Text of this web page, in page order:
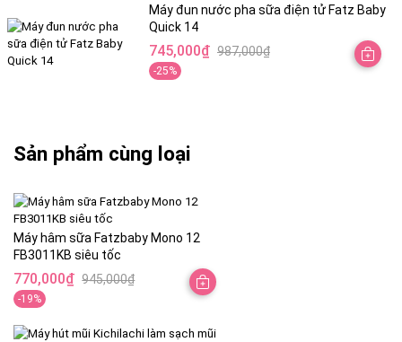
là:
945,000₫.
tại
là:
770,000₫.
Máy đun nước pha sữa điện tử Fatz Baby
Quick 14
987,000₫
Giá
gốc
745,000₫
Giá
hiện
745,000₫.
-25%
Sản phẩm cùng loại
Máy hâm sữa Fatzbaby Mono 12
FB3011KB siêu tốc
945,000₫
Giá
gốc
là:
770,000₫
Giá
hiện
tại
-19%